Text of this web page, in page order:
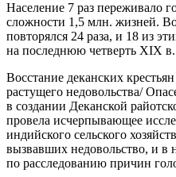
Население 7 раз переживало
сложности 1,5 млн. жизней.
повторялся 24 раза, и 18 из
на последнюю четверть XIX в.
Восстание деканских
растущего недовольства/
в создании Деканской
провела исчерпывающее
индийского сельского
вызвавших недовольство, и в
по расследованию причин